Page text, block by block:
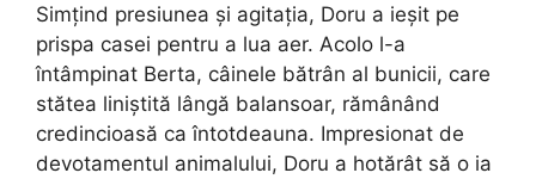
Simțind presiunea și agitația, Doru a ieșit pe
prispa casei pentru a lua aer. Acolo l-a
întâmpinat Berta, câinele bătrân al bunicii, care
stătea liniștită lângă balansoar, rămânând
credincioasă ca întotdeauna. Impresionat de
devotamentul animalului, Doru a hotărât să o ia